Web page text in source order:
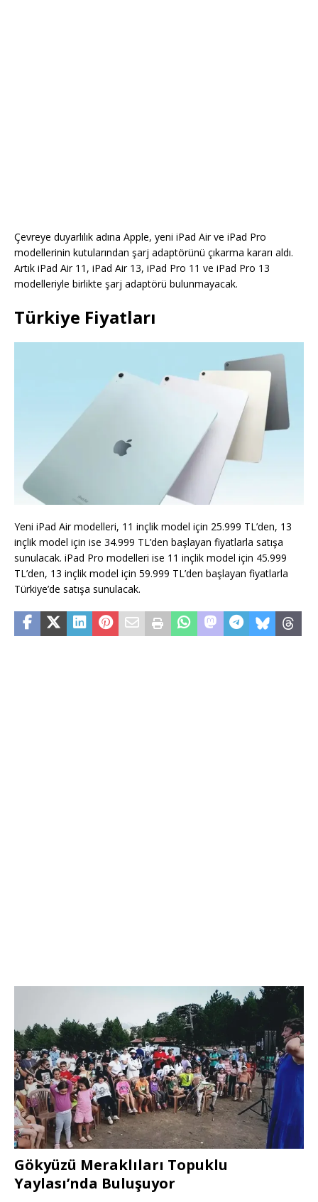
Çevreye duyarlılık adına Apple, yeni iPad Air ve iPad Pro
modellerinin kutularından şarj adaptörünü çıkarma kararı aldı.
Artık iPad Air 11, iPad Air 13, iPad Pro 11 ve iPad Pro 13
modelleriyle birlikte şarj adaptörü bulunmayacak.
Türkiye Fiyatları
Yeni iPad Air modelleri, 11 inçlik model için 25.999 TL’den, 13
inçlik model için ise 34.999 TL’den başlayan fiyatlarla satışa
sunulacak. iPad Pro modelleri ise 11 inçlik model için 45.999
TL’den, 13 inçlik model için 59.999 TL’den başlayan fiyatlarla
Türkiye’de satışa sunulacak.
Gökyüzü Meraklıları Topuklu
Yaylası’nda Buluşuyor